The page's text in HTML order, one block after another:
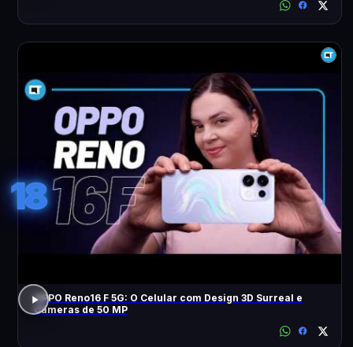
18
OPPO Reno16 F 5G: O Celular com Design 3D Surreal e
Câmeras de 50 MP